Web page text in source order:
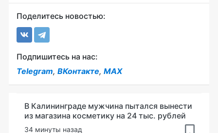
Поделитесь новостью:
Подпишитесь на нас:
Telegram, ВКонтакте, MAX
В Калининграде мужчина пытался вынести
из магазина косметику на 24 тыс. рублей
34 минуты назад